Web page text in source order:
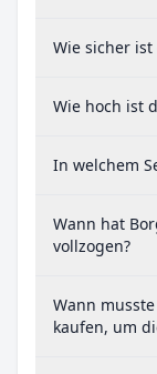
Wie sicher ist
Wie hoch ist
In welchem
Wann hat
vollzogen?
Wann
kaufen, um